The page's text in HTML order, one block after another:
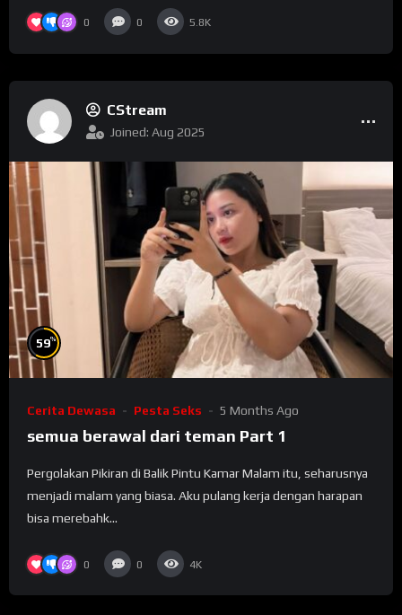
0 0 5.8K
CStream
Joined: Aug 2025
59%
Cerita Dewasa Pesta Seks 5 Months Ago
semua berawal dari teman Part 1
Pergolakan Pikiran di Balik Pintu Kamar Malam itu, seharusnya
menjadi malam yang biasa. Aku pulang kerja dengan harapan
bisa merebahk...
0 0 4K